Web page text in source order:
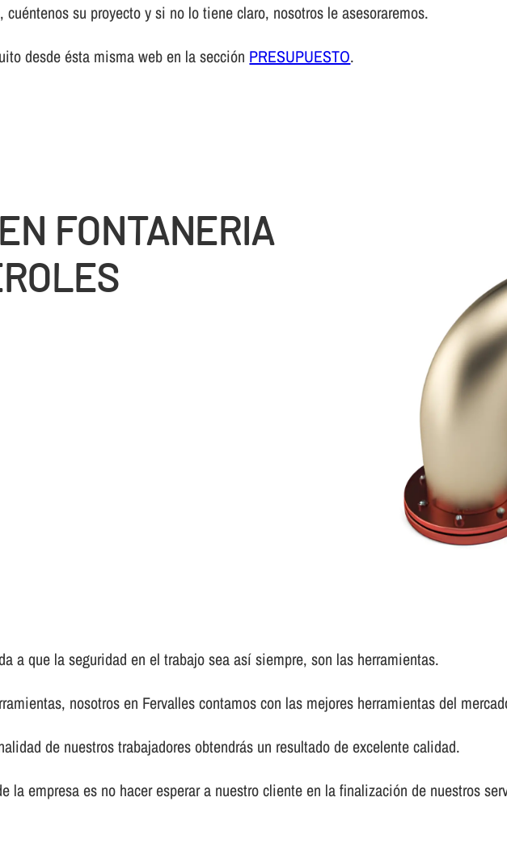
su proyecto y si no lo tiene claro, nosotros le asesoraremos.
desde ésta misma web en la sección PRESUPUESTO.
FONTANERIA
a que la seguridad en el trabajo sea así­ siempre, son las herramientas.
nosotros en Fervalles contamos con las mejores herramientas del
de nuestros trabajadores obtendrás un resultado de excelente calidad.
la empresa es no hacer esperar a nuestro cliente en la finalización de nuestros